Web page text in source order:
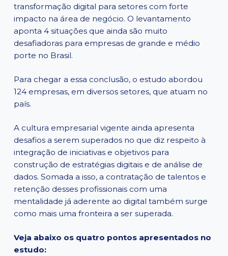
transformação digital para setores com forte
impacto na área de negócio. O levantamento
aponta 4 situações que ainda são muito
desafiadoras para empresas de grande e médio
porte no Brasil.
Para chegar a essa conclusão, o estudo abordou
124 empresas, em diversos setores, que atuam no
país.
A cultura empresarial vigente ainda apresenta
desafios a serem superados no que diz respeito à
integração de iniciativas e objetivos para
construção de estratégias digitais e de análise de
dados. Somada a isso, a contratação de talentos e
retenção desses profissionais com uma
mentalidade já aderente ao digital também surge
como mais uma fronteira a ser superada.
Veja abaixo os quatro pontos apresentados no
estudo: